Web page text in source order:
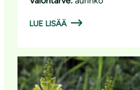
LUE LISÄÄ